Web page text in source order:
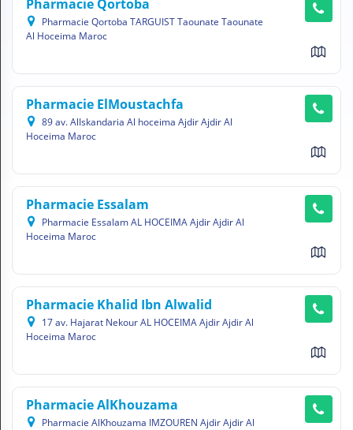
Vétérinaire
E
FR Français
Se connecter
Pharmacie Qortoba
Pharmacie Qortoba TARGUIST Taounate Taounate
Al Hoceima Maroc
Pharmacie ElMoustachfa
89 av. AlIskandaria Al hoceima Ajdir Ajdir Al
Hoceima Maroc
Pharmacie Essalam
Pharmacie Essalam AL HOCEIMA Ajdir Ajdir Al
Hoceima Maroc
Pharmacie Khalid Ibn Alwalid
17 av. Hajarat Nekour AL HOCEIMA Ajdir Ajdir Al
Hoceima Maroc
Pharmacie AlKhouzama
Pharmacie AlKhouzama IMZOUREN Ajdir Ajdir Al